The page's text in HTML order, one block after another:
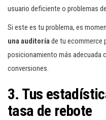
usuario deficiente o problemas
Si este es tu problema, es
una auditoríade tu ecommerce
posicionamiento más adecuada
conversiones.
3. Tus
tasa de rebote